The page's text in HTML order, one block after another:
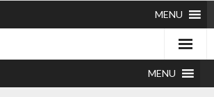
MENU
MENU